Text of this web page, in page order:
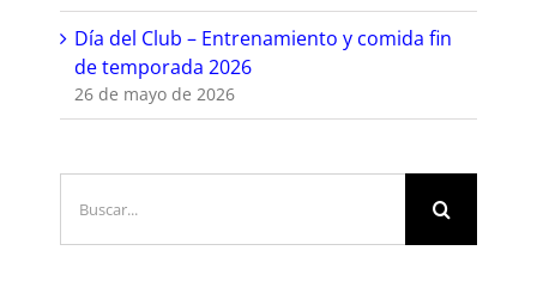
Día del Club – Entrenamiento y comida fin
de temporada 2026
26 de mayo de 2026